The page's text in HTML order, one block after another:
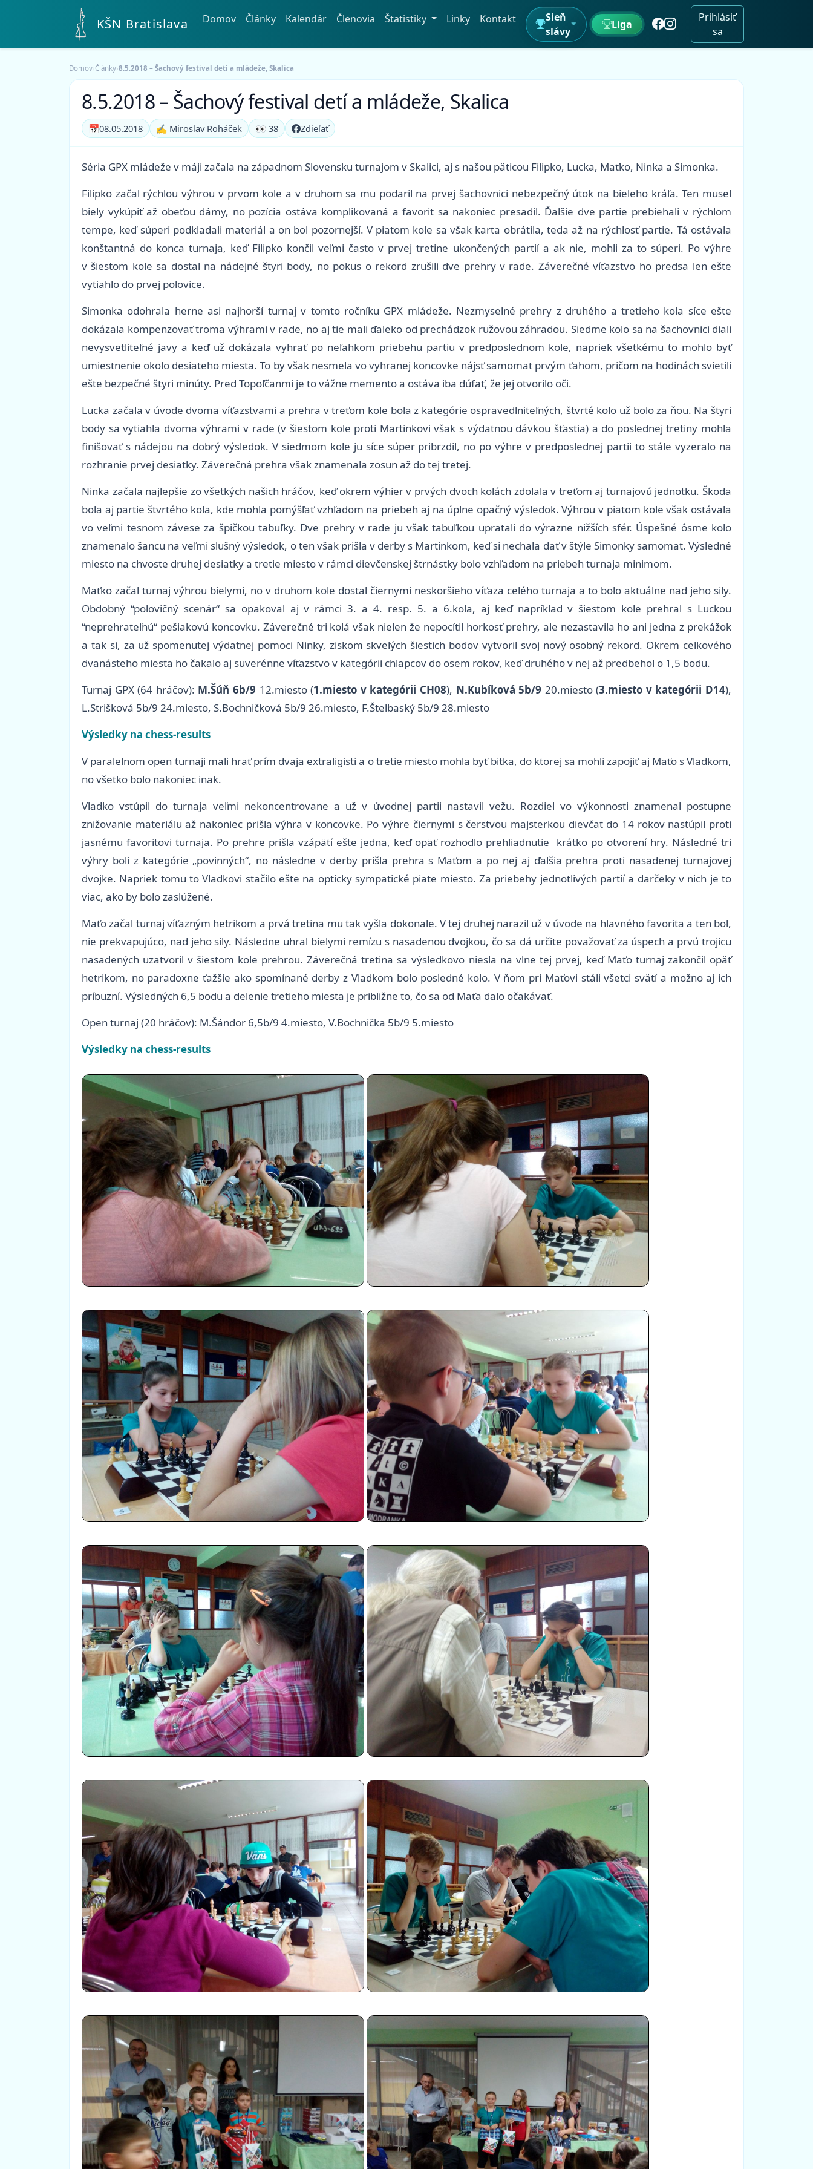
KŠN Bratislava Domov Články Kalendár Členovia Štatistiky Linky Kontakt
Sieň
slávy
Liga
Prihlásiť
sa
Domov›Články›8.5.2018 – Šachový festival detí a mládeže, Skalica
8.5.2018 – Šachový festival detí a mládeže, Skalica
📅08.05.2018 ✍️ Miroslav Roháček 👀 38 Zdieľať
Séria GPX mládeže v máji začala na západnom Slovensku turnajom v Skalici, aj s našou päticou Filipko, Lucka, Maťko, Ninka a Simonka.
Filipko začal rýchlou výhrou v prvom kole a v druhom sa mu podaril na prvej šachovnici nebezpečný útok na bieleho kráľa. Ten musel
biely vykúpiť až obeťou dámy, no pozícia ostáva komplikovaná a favorit sa nakoniec presadil. Ďalšie dve partie prebiehali v rýchlom
tempe, keď súperi podkladali materiál a on bol pozornejší. V piatom kole sa však karta obrátila, teda až na rýchlosť partie. Tá ostávala
konštantná do konca turnaja, keď Filipko končil veľmi často v prvej tretine ukončených partií a ak nie, mohli za to súperi. Po výhre
v šiestom kole sa dostal na nádejné štyri body, no pokus o rekord zrušili dve prehry v rade. Záverečné víťazstvo ho predsa len ešte
vytiahlo do prvej polovice.
Simonka odohrala herne asi najhorší turnaj v tomto ročníku GPX mládeže. Nezmyselné prehry z druhého a tretieho kola síce ešte
dokázala kompenzovať troma výhrami v rade, no aj tie mali ďaleko od prechádzok ružovou záhradou. Siedme kolo sa na šachovnici diali
nevysvetliteľné javy a keď už dokázala vyhrať po neľahkom priebehu partiu v predposlednom kole, napriek všetkému to mohlo byť
umiestnenie okolo desiateho miesta. To by však nesmela vo vyhranej koncovke nájsť samomat prvým ťahom, pričom na hodinách svietili
ešte bezpečné štyri minúty. Pred Topoľčanmi je to vážne memento a ostáva iba dúfať, že jej otvorilo oči.
Lucka začala v úvode dvoma víťazstvami a prehra v treťom kole bola z kategórie ospravedlniteľných, štvrté kolo už bolo za ňou. Na štyri
body sa vytiahla dvoma výhrami v rade (v šiestom kole proti Martinkovi však s výdatnou dávkou šťastia) a do poslednej tretiny mohla
finišovať s nádejou na dobrý výsledok. V siedmom kole ju síce súper pribrzdil, no po výhre v predposlednej partii to stále vyzeralo na
rozhranie prvej desiatky. Záverečná prehra však znamenala zosun až do tej tretej.
Ninka začala najlepšie zo všetkých našich hráčov, keď okrem výhier v prvých dvoch kolách zdolala v treťom aj turnajovú jednotku. Škoda
bola aj partie štvrtého kola, kde mohla pomýšľať vzhľadom na priebeh aj na úplne opačný výsledok. Výhrou v piatom kole však ostávala
vo veľmi tesnom závese za špičkou tabuľky. Dve prehry v rade ju však tabuľkou upratali do výrazne nižších sfér. Úspešné ôsme kolo
znamenalo šancu na veľmi slušný výsledok, o ten však prišla v derby s Martinkom, keď si nechala dať v štýle Simonky samomat. Výsledné
miesto na chvoste druhej desiatky a tretie miesto v rámci dievčenskej štrnástky bolo vzhľadom na priebeh turnaja minimom.
Maťko začal turnaj výhrou bielymi, no v druhom kole dostal čiernymi neskoršieho víťaza celého turnaja a to bolo aktuálne nad jeho sily.
Obdobný “polovičný scenár“ sa opakoval aj v rámci 3. a 4. resp. 5. a 6.kola, aj keď napríklad v šiestom kole prehral s Luckou
“neprehrateľnú“ pešiakovú koncovku. Záverečné tri kolá však nielen že nepocítil horkosť prehry, ale nezastavila ho ani jedna z prekážok
a tak si, za už spomenutej výdatnej pomoci Ninky, ziskom skvelých šiestich bodov vytvoril svoj nový osobný rekord. Okrem celkového
dvanásteho miesta ho čakalo aj suverénne víťazstvo v kategórii chlapcov do osem rokov, keď druhého v nej až predbehol o 1,5 bodu.
Turnaj GPX (64 hráčov): M.Šúň 6b/9 12.miesto (1.miesto v kategórii CH08), N.Kubíková 5b/9 20.miesto (3.miesto v kategórii D14),
L.Strišková 5b/9 24.miesto, S.Bochničková 5b/9 26.miesto, F.Štelbaský 5b/9 28.miesto
Výsledky na chess-results
V paralelnom open turnaji mali hrať prím dvaja extraligisti a o tretie miesto mohla byť bitka, do ktorej sa mohli zapojiť aj Maťo s Vladkom,
no všetko bolo nakoniec inak.
Vladko vstúpil do turnaja veľmi nekoncentrovane a už v úvodnej partii nastavil vežu. Rozdiel vo výkonnosti znamenal postupne
znižovanie materiálu až nakoniec prišla výhra v koncovke. Po výhre čiernymi s čerstvou majsterkou dievčat do 14 rokov nastúpil proti
jasnému favoritovi turnaja. Po prehre prišla vzápätí ešte jedna, keď opäť rozhodlo prehliadnutie krátko po otvorení hry. Následné tri
výhry boli z kategórie „povinných“, no následne v derby prišla prehra s Maťom a po nej aj ďalšia prehra proti nasadenej turnajovej
dvojke. Napriek tomu to Vladkovi stačilo ešte na opticky sympatické piate miesto. Za priebehy jednotlivých partií a darčeky v nich je to
viac, ako by bolo zaslúžené.
Maťo začal turnaj víťazným hetrikom a prvá tretina mu tak vyšla dokonale. V tej druhej narazil už v úvode na hlavného favorita a ten bol,
nie prekvapujúco, nad jeho sily. Následne uhral bielymi remízu s nasadenou dvojkou, čo sa dá určite považovať za úspech a prvú trojicu
nasadených uzatvoril v šiestom kole prehrou. Záverečná tretina sa výsledkovo niesla na vlne tej prvej, keď Maťo turnaj zakončil opäť
hetrikom, no paradoxne ťažšie ako spomínané derby z Vladkom bolo posledné kolo. V ňom pri Maťovi stáli všetci svätí a možno aj ich
príbuzní. Výsledných 6,5 bodu a delenie tretieho miesta je približne to, čo sa od Maťa dalo očakávať.
Open turnaj (20 hráčov): M.Šándor 6,5b/9 4.miesto, V.Bochnička 5b/9 5.miesto
Výsledky na chess-results